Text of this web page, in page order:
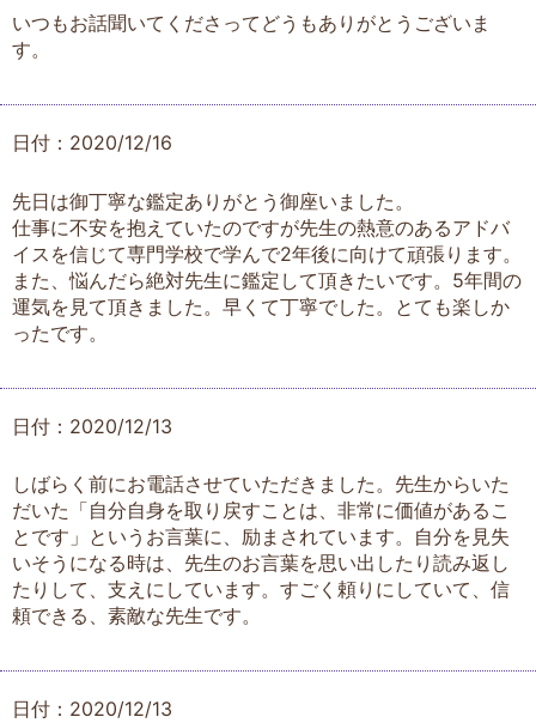
いつもお話聞いてくださってどうもありがとうございま
す。
日付：2020/12/16
先日は御丁寧な鑑定ありがとう御座いました。
仕事に不安を抱えていたのですが先生の熱意のあるアドバ
イスを信じて専門学校で学んで2年後に向けて頑張ります。
また、悩んだら絶対先生に鑑定して頂きたいです。5年間の
運気を見て頂きました。早くて丁寧でした。とても楽しか
ったです。
日付：2020/12/13
しばらく前にお電話させていただきました。先生からいた
だいた「自分自身を取り戻すことは、非常に価値があるこ
とです」というお言葉に、励まされています。自分を見失
いそうになる時は、先生のお言葉を思い出したり読み返し
たりして、支えにしています。すごく頼りにしていて、信
頼できる、素敵な先生です。
日付：2020/12/13